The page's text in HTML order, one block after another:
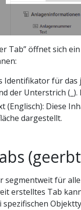
Tab” öffnet sich
Identifikator für
der Unterstrich
(Englisch): Diese
dargestellt.
segmentweit für
erstelltes Tab